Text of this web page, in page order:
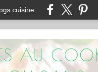
cuisine
AU